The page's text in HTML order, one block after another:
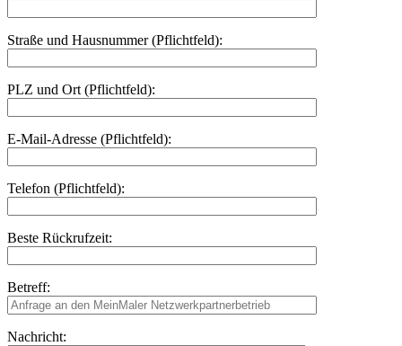
Straße und Hausnummer (Pflichtfeld):
PLZ und Ort (Pflichtfeld):
E-Mail-Adresse (Pflichtfeld):
Telefon (Pflichtfeld):
Beste Rückrufzeit:
Betreff:
Nachricht: